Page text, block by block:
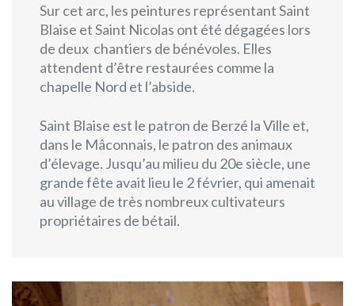
Sur cet arc, les peintures représentant Saint
Blaise et Saint Nicolas ont été dégagées lors
de deux chantiers de bénévoles. Elles
attendent d’être restaurées comme la
chapelle Nord et l’abside.
Saint Blaise est le patron de Berzé la Ville et,
dans le Mâconnais, le patron des animaux
d’élevage. Jusqu’au milieu du 20e siècle, une
grande fête avait lieu le 2 février, qui amenait
au village de très nombreux cultivateurs
propriétaires de bétail.